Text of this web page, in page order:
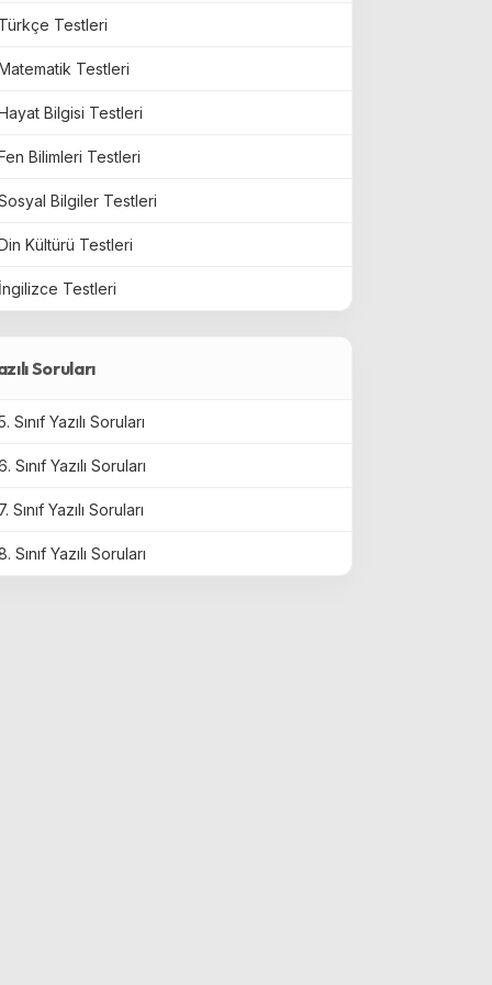
Testleri
Testleri
Bilgisi Testleri
Bilimleri Testleri
Bilgiler Testleri
Kültürü Testleri
Testleri
Soruları
Sınıf Yazılı Soruları
Sınıf Yazılı Soruları
Sınıf Yazılı Soruları
Sınıf Yazılı Soruları